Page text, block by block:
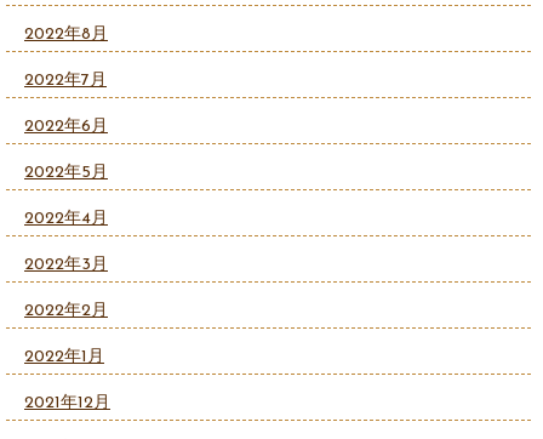
2022年8月
2022年7月
2022年6月
2022年5月
2022年4月
2022年3月
2022年2月
2022年1月
2021年12月